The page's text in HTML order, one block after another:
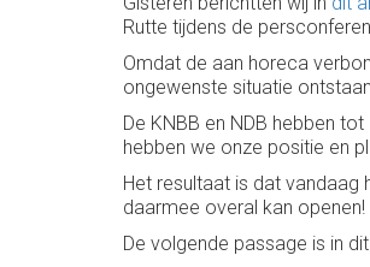
Rutte tijdens de
Omdat de aan horeca
ongewenste situatie
De KNBB en NDB hebben
hebben we onze positie en
Het resultaat is dat
daarmee overal kan
De volgende passage is in